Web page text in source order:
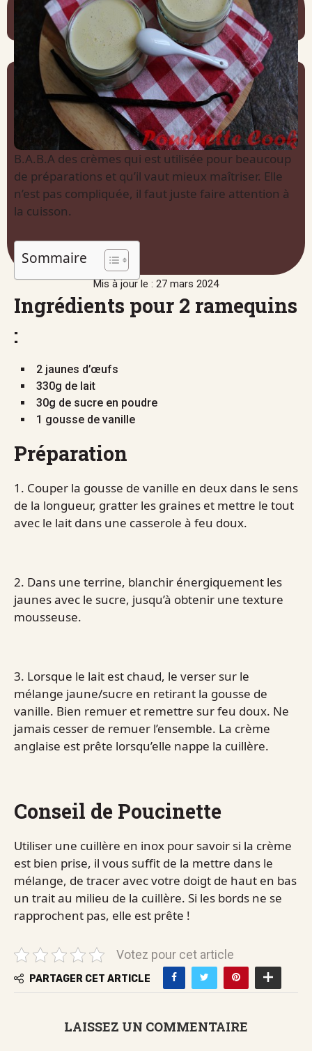
Mis à jour le : 27 mars 2024
B.A.B.A des crèmes qui est utilisée pour beaucoup
de préparations et qu’il vaut mieux maîtriser. Elle
n’est pas compliquée, il faut juste faire attention à
la cuisson.
Sommaire
Ingrédients pour 2 ramequins
:
2 jaunes d’œufs
330g de lait
30g de sucre en poudre
1 gousse de vanille
Préparation
1. Couper la gousse de vanille en deux dans le sens
de la longueur, gratter les graines et mettre le tout
avec le lait dans une casserole à feu doux.
2. Dans une terrine, blanchir énergiquement les
jaunes avec le sucre, jusqu’à obtenir une texture
mousseuse.
3. Lorsque le lait est chaud, le verser sur le
mélange jaune/sucre en retirant la gousse de
vanille. Bien remuer et remettre sur feu doux. Ne
jamais cesser de remuer l’ensemble. La crème
anglaise est prête lorsqu’elle nappe la cuillère.
Conseil de Poucinette
Utiliser une cuillère en inox pour savoir si la crème
est bien prise, il vous suffit de la mettre dans le
mélange, de tracer avec votre doigt de haut en bas
un trait au milieu de la cuillère. Si les bords ne se
rapprochent pas, elle est prête !
Votez pour cet article
PARTAGER CET ARTICLE
LAISSEZ UN COMMENTAIRE